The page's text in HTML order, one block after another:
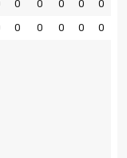
0 0 0 0 0
0 0 0 0 0